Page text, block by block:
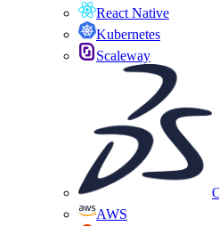
React Native
Kubernetes
Scaleway
AWS